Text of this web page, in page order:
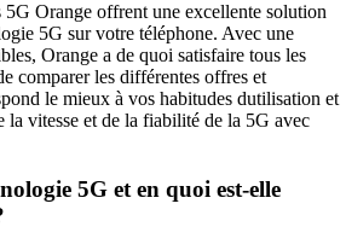
Orange offrent une excellente solution
5G sur votre téléphone. Avec une
Orange a de quoi satisfaire tous les
comparer les différentes offres et
le mieux à vos habitudes dutilisation et
la vitesse et de la fiabilité de la 5G avec
5G et en quoi est-elle